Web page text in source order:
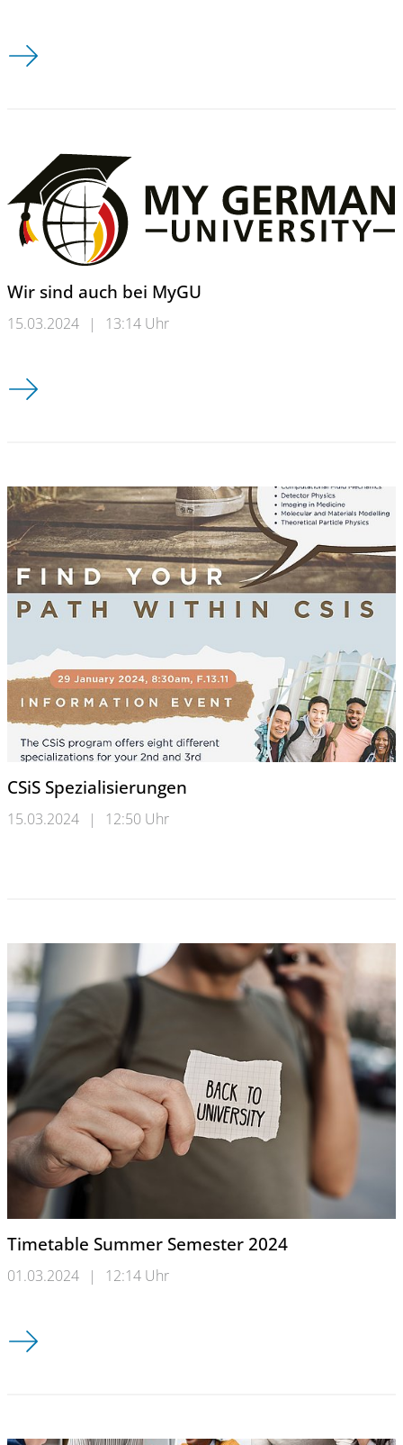
Stundenpläne WiSe 2024/25
Wir sind auch bei MyGU
15.03.2024 | 13:14 Uhr
Wir sind auch bei MyGU
CSiS Spezialisierungen
15.03.2024 | 12:50 Uhr
Timetable Summer Semester 2024
01.03.2024 | 12:14 Uhr
Timetable Summer Semester 2024